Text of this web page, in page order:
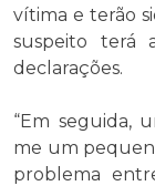
vítima e terão
suspeito terá
declarações.
“Em seguida,
me um
problema